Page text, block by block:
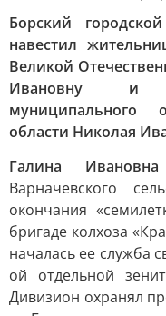
Борский
навестил
Великой
Ивановну и
муниципального
области Николая
Галина Ивановна
Варначевского
окончания
бригаде колхоза
началась ее служба
ой отдельной
Дивизион охранял